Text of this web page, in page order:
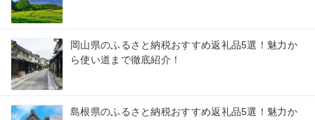
岡山県のふるさと納税おすすめ返礼品5選！魅力か
ら使い道まで徹底紹介！
島根県のふるさと納税おすすめ返礼品5選！魅力か